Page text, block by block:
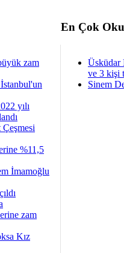
En Çok
zam
yılı
%11,5
İmamoğlu
zam
Kız
Üsküdar
ve 3 kişi
Sinem